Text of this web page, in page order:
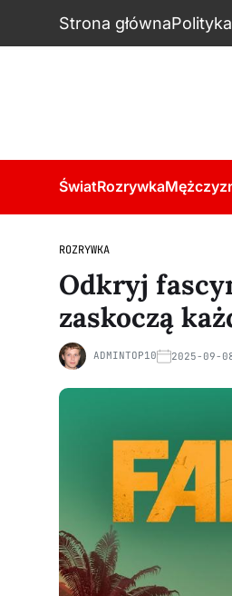
Strona główna
ŚwiatRozrywka
ROZRYWKA
Odkryj
zaskoczą
ADMINTOP10 2025-09-